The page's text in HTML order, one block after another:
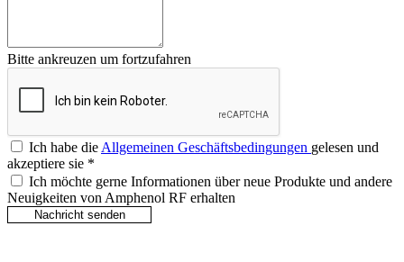
Bitte ankreuzen um fortzufahren
Ich habe dieAllgemeinen Geschäftsbedingungen gelesen und
akzeptiere sie *
Ich möchte gerne Informationen über neue Produkte und andere
Neuigkeiten von Amphenol RF erhalten